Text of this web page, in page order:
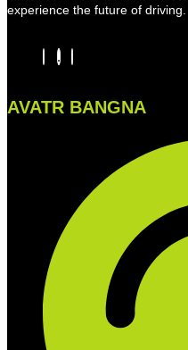
experience the future of driving.
AVATR BANGNA